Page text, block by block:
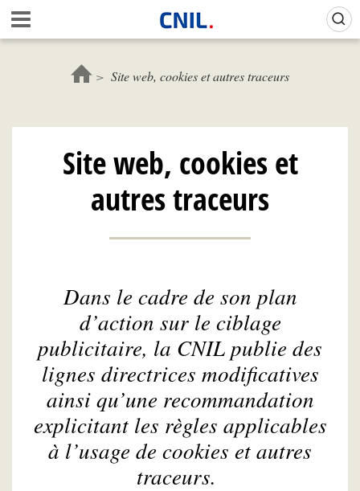
Aller
au
contenu
c
l
C
N
I
L
Site web, cookies et autres traceurs
Site web, cookies et
autres traceurs
Dans le cadre de son plan
d’action sur le ciblage
publicitaire, la CNIL publie des
lignes directrices modificatives
ainsi qu’une recommandation
explicitant les règles applicables
à l’usage de cookies et autres
traceurs.
Gestion de vos préférences sur les cookies (témoins de connexion)